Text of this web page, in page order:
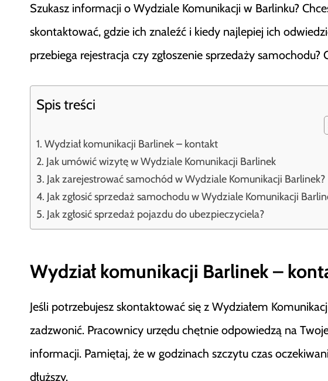
Szukasz informacji o Wydziale Komunikacji w Barlinku?
skontaktować, gdzie ich znaleźć i kiedy najlepiej ich
przebiega rejestracja czy zgłoszenie sprzedaży
Spis treści
Wydział komunikacji Barlinek – kontakt
Jak umówić wizytę w Wydziale Komunikacji Barlinek
Jak zarejestrować samochód w Wydziale Komunikacji Barlinek?
Jak zgłosić sprzedaż samochodu w Wydziale Komunikacji
Jak zgłosić sprzedaż pojazdu do ubezpieczyciela?
Wydział komunikacji Barlinek –
Jeśli potrzebujesz skontaktować się z Wydziałem
zadzwonić. Pracownicy urzędu chętnie odpowiedzą na
informacji. Pamiętaj, że w godzinach szczytu czas
dłuższy.